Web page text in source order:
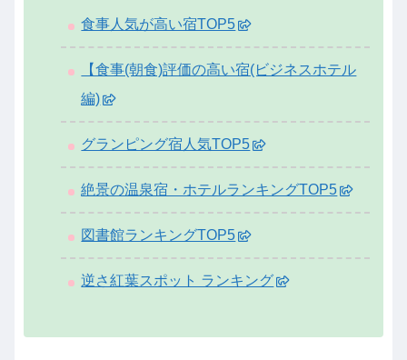
食事人気が高い宿TOP5
【食事(朝食)評価の高い宿(ビジネスホテル
編)
グランピング宿人気TOP5
絶景の温泉宿・ホテルランキングTOP5
図書館ランキングTOP5
逆さ紅葉スポット ランキング